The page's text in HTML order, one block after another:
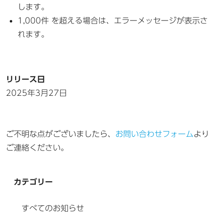
します。
1,000件 を超える場合は、エラーメッセージが表示さ
れます。
リリース日
2025年3月27日
ご不明な点がございましたら、 お問い合わせフォームより
ご連絡ください。
カテゴリー
すべてのお知らせ